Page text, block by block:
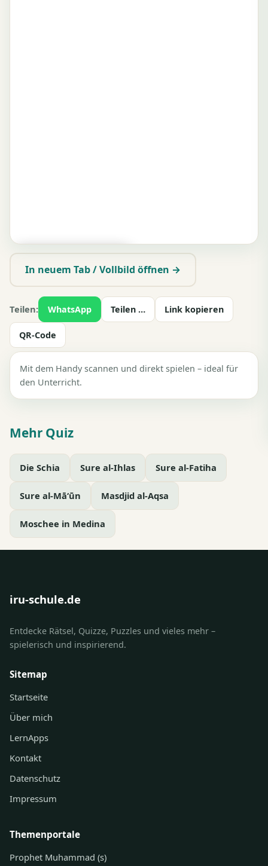
▶ Zum Spielen tippen
In neuem Tab / Vollbild öffnen →
Teilen: WhatsApp Teilen … Link kopieren
QR-Code
Mit dem Handy scannen und direkt spielen – ideal für
den Unterricht.
Mehr Quiz
Die Schia Sure al-Ihlas Sure al-Fatiha
Sure al-Mā‘ūn Masdjid al-Aqsa
Moschee in Medina
iru-schule.de
Entdecke Rätsel, Quizze, Puzzles und vieles mehr –
spielerisch und inspirierend.
Sitemap
Startseite
Über mich
LernApps
Kontakt
Datenschutz
Impressum
Themenportale
Prophet Muhammad (s)